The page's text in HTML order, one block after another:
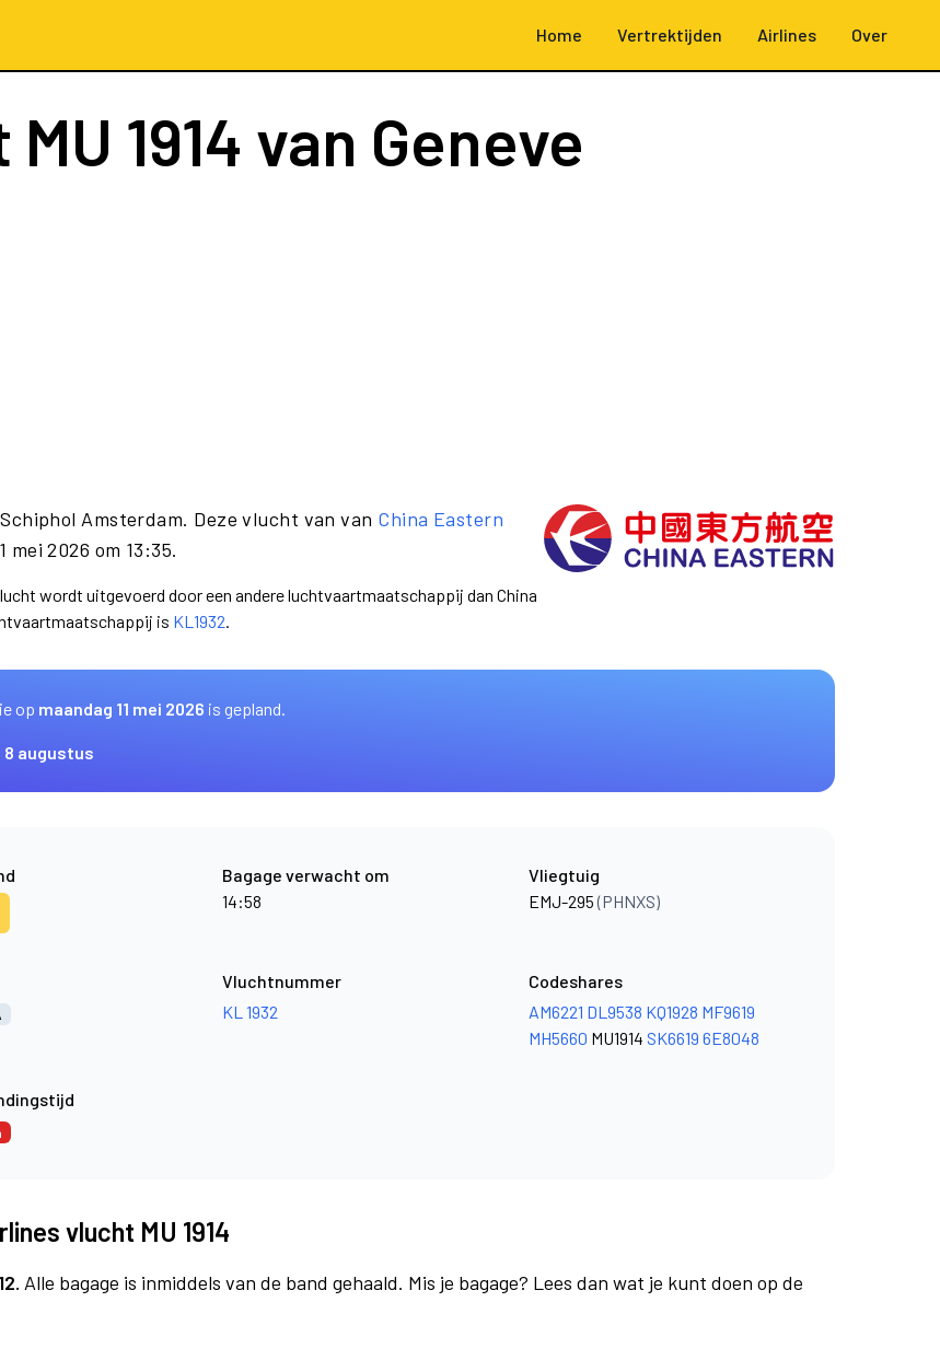
Home Vertrektijden Airlines Over
MU 1914 van Geneve
Amsterdam. Deze vlucht van van China Eastern
mei 2026 om 13:35.
wordt uitgevoerd door een andere luchtvaartmaatschappij dan China
is KL1932.
op maandag 11 mei 2026 is gepland.
8 augustus
Bagage verwacht om
14:58
Vliegtuig
EMJ-295(PHNXS)
Vluchtnummer
KL 1932
Codeshares
AM6221 DL9538 KQ1928 MF9619
MH5660 MU1914 SK6619 6E8048
vlucht MU 1914
Alle bagage is inmiddels van de band gehaald. Mis je bagage? Lees dan wat je kunt doen op de